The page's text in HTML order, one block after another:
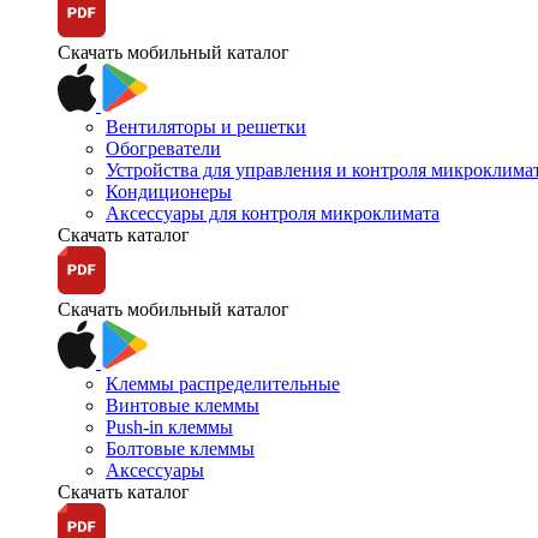
Скачать мобильный каталог
Вентиляторы и решетки
Обогреватели
Устройства для управления и контроля
Кондиционеры
Аксессуары для контроля микроклимата
Скачать каталог
Скачать мобильный каталог
Клеммы распределительные
Винтовые клеммы
Push-in клеммы
Болтовые клеммы
Аксессуары
Скачать каталог